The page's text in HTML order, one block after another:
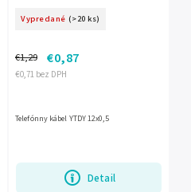
Vypredané (>20 ks)
€0,71 bez DPH
€1,29 €0,87
Detail
Telefónny kábel YTDY 12x0,5